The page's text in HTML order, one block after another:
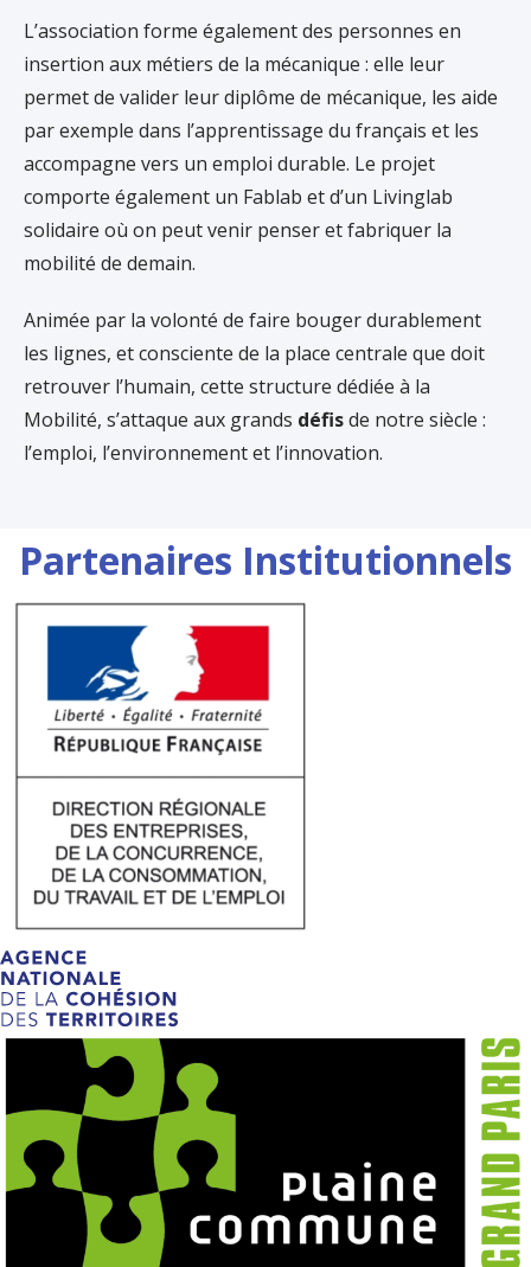
L’association forme également des personnes en
insertion aux métiers de la mécanique : elle leur
permet de valider leur diplôme de mécanique, les aide
par exemple dans l’apprentissage du français et les
accompagne vers un emploi durable. Le projet
comporte également un Fablab et d’un Livinglab
solidaire où on peut venir penser et fabriquer la
mobilité de demain.
Animée par la volonté de faire bouger durablement
les lignes, et consciente de la place centrale que doit
retrouver l’humain, cette structure dédiée à la
Mobilité, s’attaque aux grands défisde notre siècle :
l’emploi, l’environnement et l’innovation.
Partenaires Institutionnels